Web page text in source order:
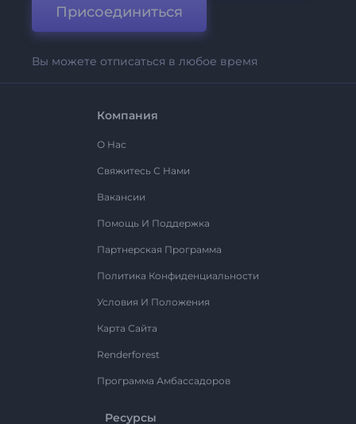
Присоединиться
Вы можете отписаться в любое время
Компания
О Нас
Свяжитесь С Нами
Вакансии
Помощь И Поддержка
Партнерская Программа
Политика Конфиденциальности
Условия И Положения
Карта Сайта
Renderforest
Программа Амбассадоров
Ресурсы